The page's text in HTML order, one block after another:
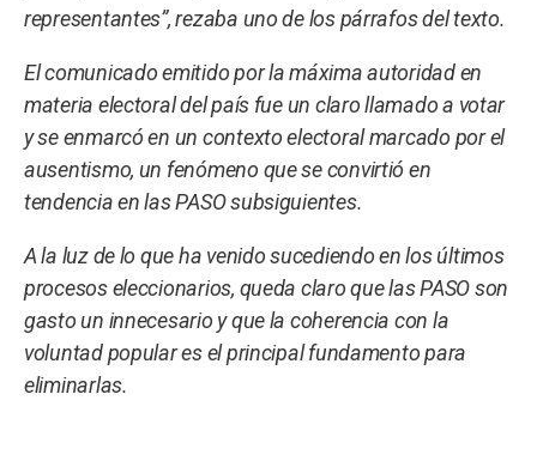
representantes”, rezaba uno de los párrafos del texto.
El comunicado emitido por la máxima autoridad en
materia electoral del país fue un claro llamado a votar
y se enmarcó en un contexto electoral marcado por el
ausentismo, un fenómeno que se convirtió en
tendencia en las PASO subsiguientes.
A la luz de lo que ha venido sucediendo en los últimos
procesos eleccionarios, queda claro que las PASO son
gasto un innecesario y que la coherencia con la
voluntad popular es el principal fundamento para
eliminarlas.